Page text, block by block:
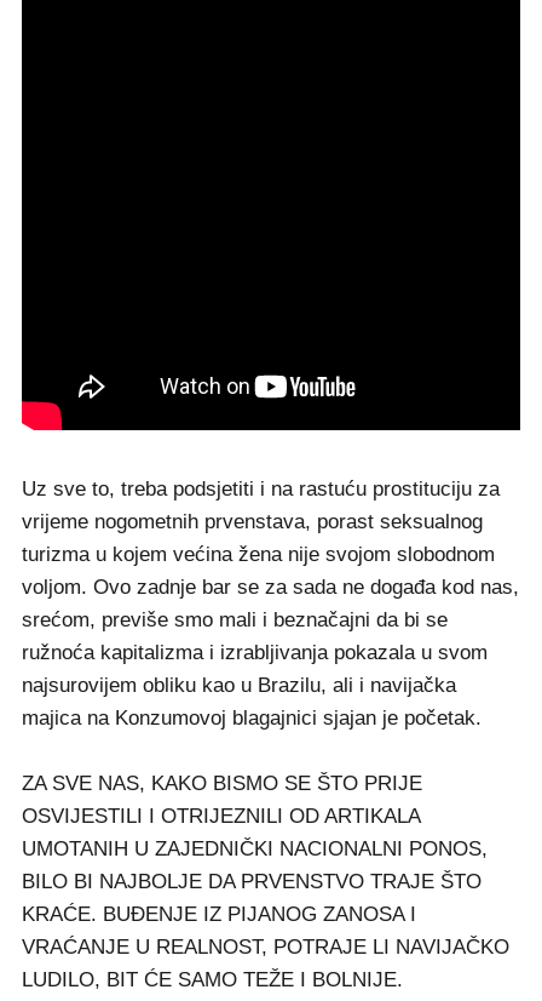
Uz sve to, treba podsjetiti i na rastuću prostituciju za
vrijeme nogometnih prvenstava, porast seksualnog
turizma u kojem većina žena nije svojom slobodnom
voljom. Ovo zadnje bar se za sada ne događa kod nas,
srećom, previše smo mali i beznačajni da bi se
ružnoća kapitalizma i izrabljivanja pokazala u svom
najsurovijem obliku kao u Brazilu, ali i navijačka
majica na Konzumovoj blagajnici sjajan je početak.
ZA SVE NAS, KAKO BISMO SE ŠTO PRIJE
OSVIJESTILI I OTRIJEZNILI OD ARTIKALA
UMOTANIH U ZAJEDNIČKI NACIONALNI PONOS,
BILO BI NAJBOLJE DA PRVENSTVO TRAJE ŠTO
KRAĆE. BUĐENJE IZ PIJANOG ZANOSA I
VRAĆANJE U REALNOST, POTRAJE LI NAVIJAČKO
LUDILO, BIT ĆE SAMO TEŽE I BOLNIJE.